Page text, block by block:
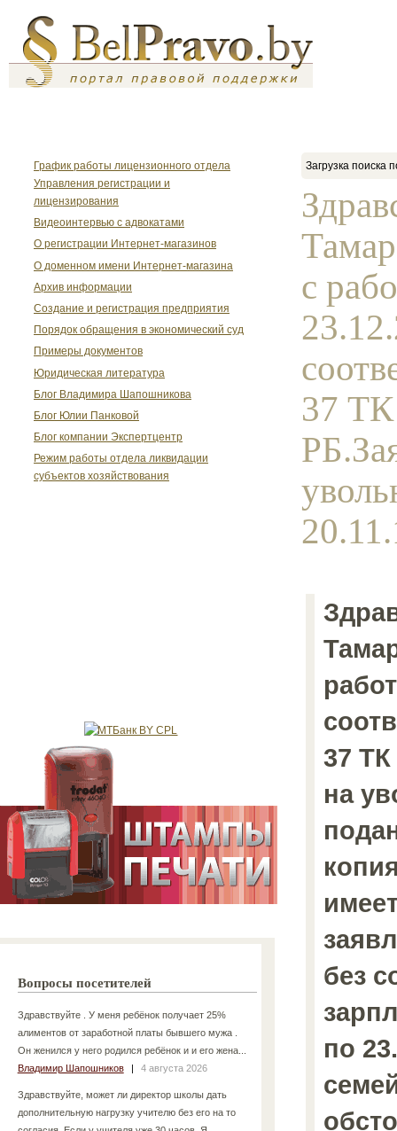
График работы лицензионного отдела
Управления регистрации и
лицензирования
Видеоинтервью с адвокатами
О регистрации Интернет-магазинов
О доменном имени Интернет-магазина
Архив информации
Создание и регистрация предприятия
Порядок обращения в экономический суд
Примеры документов
Юридическая литература
Блог Владимира Шапошникова
Блог Юлии Панковой
Блог компании Экспертцентр
Режим работы отдела ликвидации
субъектов хозяйствования
Вопросы посетителей
Здравствуйте . У меня ребёнок получает 25%
алиментов от заработной платы бывшего мужа .
Он женился у него родился ребёнок и и его жена...
Владимир Шапошников
| 4 августа 2026
Здравствуйте, может ли директор школы дать
дополнительную нагрузку учителю без его на то
Загрузка поиска
с
37 ТК
37
на
без
по